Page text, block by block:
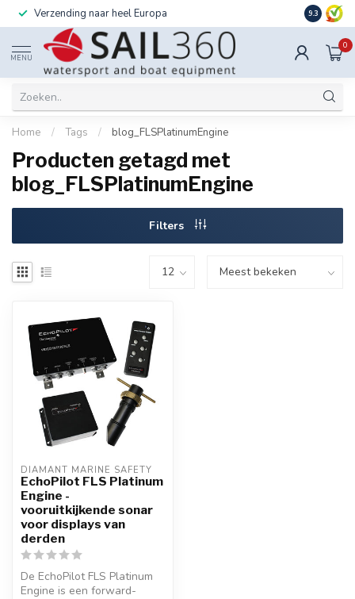
Verzending naar heel Europa Ook
9.3
MENU
0
Home / Tags / blog_FLSPlatinumEngine
Producten getagd met
blog_FLSPlatinumEngine
Filters
DIAMANT MARINE SAFETY
EchoPilot FLS Platinum
Engine -
vooruitkijkende sonar
voor displays van
derden
De EchoPilot FLS Platinum
Engine is een forward-